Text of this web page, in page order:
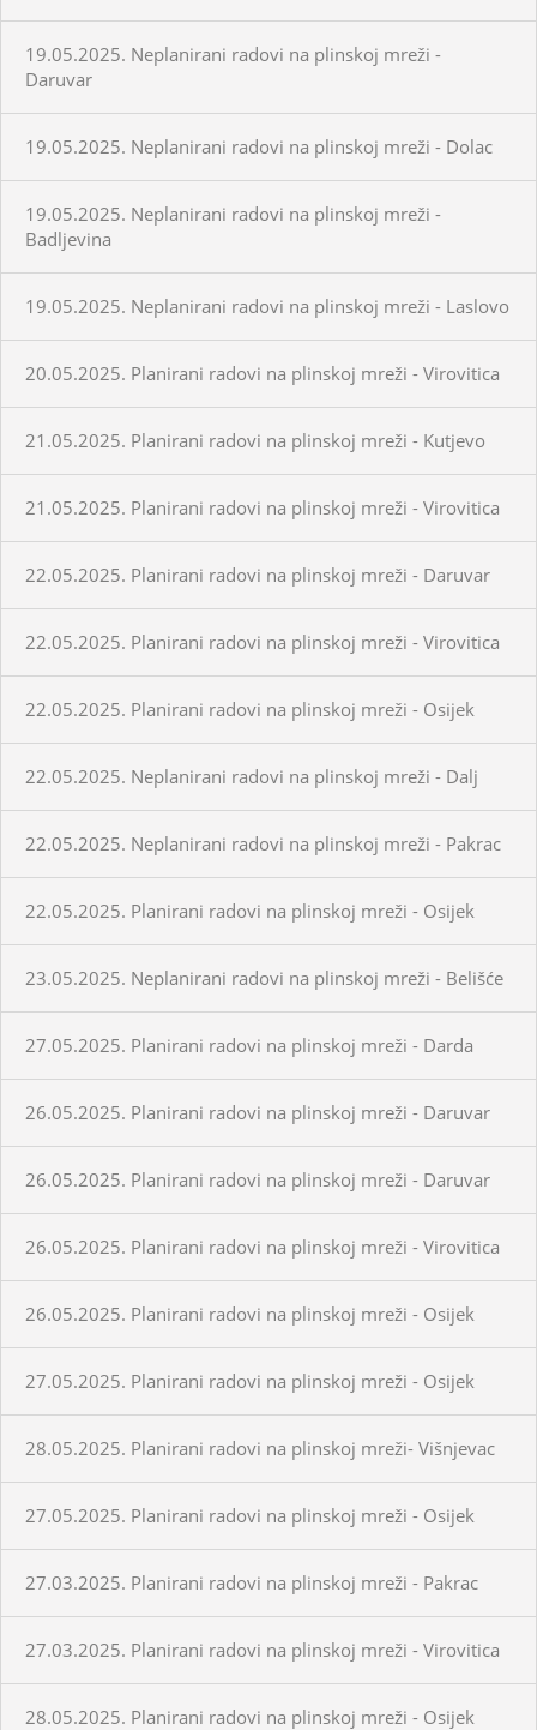
19.05.2025. Neplanirani radovi na plinskoj mreži -
Daruvar
19.05.2025. Neplanirani radovi na plinskoj mreži - Dolac
19.05.2025. Neplanirani radovi na plinskoj mreži -
Badljevina
19.05.2025. Neplanirani radovi na plinskoj mreži - Laslovo
20.05.2025. Planirani radovi na plinskoj mreži - Virovitica
21.05.2025. Planirani radovi na plinskoj mreži - Kutjevo
21.05.2025. Planirani radovi na plinskoj mreži - Virovitica
22.05.2025. Planirani radovi na plinskoj mreži - Daruvar
22.05.2025. Planirani radovi na plinskoj mreži - Virovitica
22.05.2025. Planirani radovi na plinskoj mreži - Osijek
22.05.2025. Neplanirani radovi na plinskoj mreži - Dalj
22.05.2025. Neplanirani radovi na plinskoj mreži - Pakrac
22.05.2025. Planirani radovi na plinskoj mreži - Osijek
23.05.2025. Neplanirani radovi na plinskoj mreži - Belišće
27.05.2025. Planirani radovi na plinskoj mreži - Darda
26.05.2025. Planirani radovi na plinskoj mreži - Daruvar
26.05.2025. Planirani radovi na plinskoj mreži - Daruvar
26.05.2025. Planirani radovi na plinskoj mreži - Virovitica
26.05.2025. Planirani radovi na plinskoj mreži - Osijek
27.05.2025. Planirani radovi na plinskoj mreži - Osijek
28.05.2025. Planirani radovi na plinskoj mreži- Višnjevac
27.05.2025. Planirani radovi na plinskoj mreži - Osijek
27.03.2025. Planirani radovi na plinskoj mreži - Pakrac
27.03.2025. Planirani radovi na plinskoj mreži - Virovitica
28.05.2025. Planirani radovi na plinskoj mreži - Osijek